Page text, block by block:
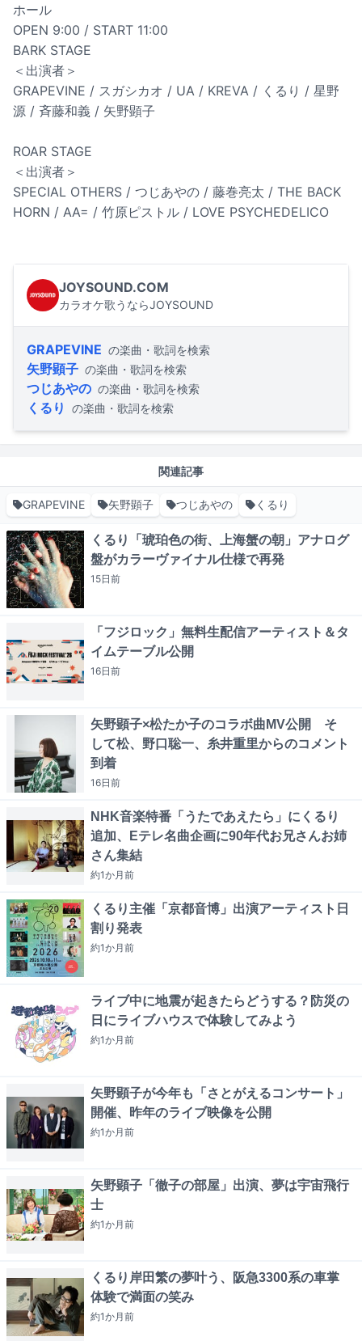
ホール
OPEN 9:00 / START 11:00
BARK STAGE
＜出演者＞
GRAPEVINE / スガシカオ / UA / KREVA / くるり / 星野
源 / 斉藤和義 / 矢野顕子
ROAR STAGE
＜出演者＞
SPECIAL OTHERS / つじあやの / 藤巻亮太 / THE BACK
HORN / AA= / 竹原ピストル / LOVE PSYCHEDELICO
JOYSOUND.COM
カラオケ歌うならJOYSOUND
GRAPEVINE の楽曲・歌詞を検索
矢野顕子 の楽曲・歌詞を検索
つじあやの の楽曲・歌詞を検索
くるり の楽曲・歌詞を検索
関連記事
GRAPEVINE 矢野顕子 つじあやの くるり
くるり「琥珀色の街、上海蟹の朝」アナログ
盤がカラーヴァイナル仕様で再発
15日前
「フジロック」無料生配信アーティスト＆タ
イムテーブル公開
16日前
矢野顕子×松たか子のコラボ曲MV公開 そ
して松、野口聡一、糸井重里からのコメント
到着
16日前
NHK音楽特番「うたであえたら」にくるり
追加、Eテレ名曲企画に90年代お兄さんお姉
さん集結
約1か月前
くるり主催「京都音博」出演アーティスト日
割り発表
約1か月前
ライブ中に地震が起きたらどうする？防災の
日にライブハウスで体験してみよう
約1か月前
矢野顕子が今年も「さとがえるコンサート」
開催、昨年のライブ映像を公開
約1か月前
矢野顕子「徹子の部屋」出演、夢は宇宙飛行
士
約1か月前
くるり岸田繁の夢叶う、阪急3300系の車掌
体験で満面の笑み
約1か月前